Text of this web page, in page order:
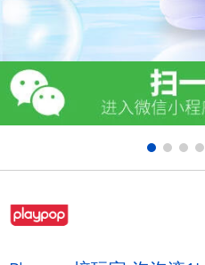
游戏及拼图系列
益智学习玩具
户外及运动产品
模仿，化妆及造型系列